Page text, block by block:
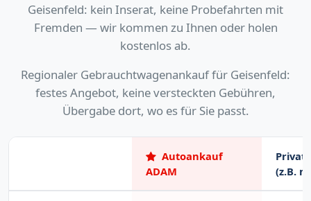
Geisenfeld: kein Inserat, keine Probefahrten mit
Fremden — wir kommen zu Ihnen oder holen
kostenlos ab.
Regionaler Gebrauchtwagenankauf für Geisenfeld:
festes Angebot, keine versteckten Gebühren,
Übergabe dort, wo es für Sie passt.
Autoankauf
ADAM
(z.B.